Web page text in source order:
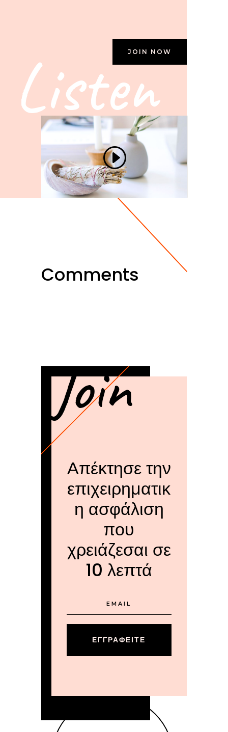
Listen
JOIN NOW
Comments
Join
Απέκτησε την
επιχειρηματικ
η ασφάλιση
που
χρειάζεσαι σε
10 λεπτά
ΕΓΓΡΑΦΕΊΤΕ